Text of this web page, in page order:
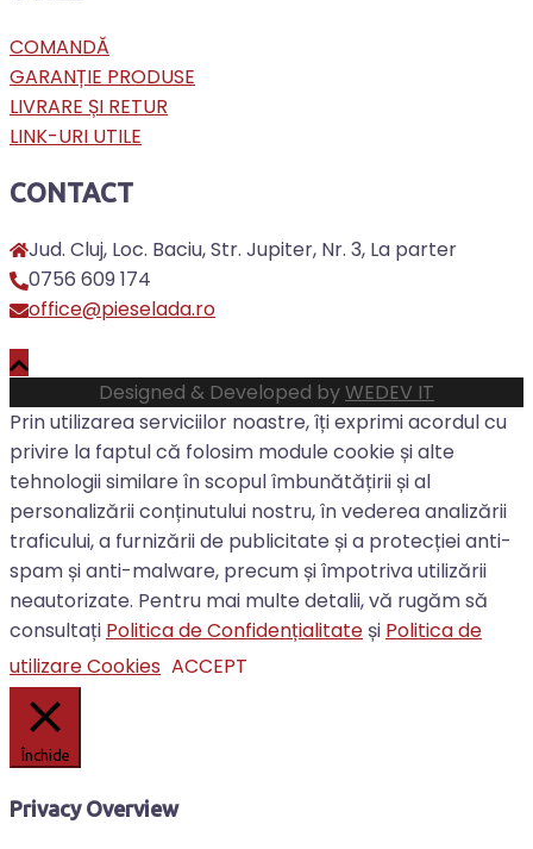
COMANDĂ
GARANȚIE PRODUSE
LIVRARE ȘI RETUR
LINK-URI UTILE
CONTACT
Jud. Cluj, Loc. Baciu, Str. Jupiter, Nr. 3, La parter
0756 609 174
office@pieselada.ro
Designed & Developed byWEDEV IT
Prin utilizarea serviciilor noastre, îți exprimi acordul cu
privire la faptul că folosim module cookie și alte
tehnologii similare în scopul îmbunătățirii și al
personalizării conținutului nostru, în vederea analizării
traficului, a furnizării de publicitate și a protecției anti-
spam și anti-malware, precum și împotriva utilizării
neautorizate. Pentru mai multe detalii, vă rugăm să
consultați Politica de Confidențialitate și Politica de
utilizare Cookies ACCEPT
Închide
Privacy Overview